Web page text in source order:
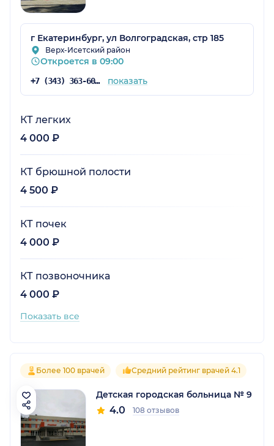
г Екатеринбург, ул Волгоградская, стр 185
Верх-Исетский район
Откроется в 09:00
+7 (343) 363-60-06 показать
КТ легких
4 000 ₽
КТ брюшной полости
4 500 ₽
КТ почек
4 000 ₽
КТ позвоночника
4 000 ₽
Показать все
Более 100 врачей Средний рейтинг врачей 4.1
Детская городская больница № 9
4.0 108 отзывов